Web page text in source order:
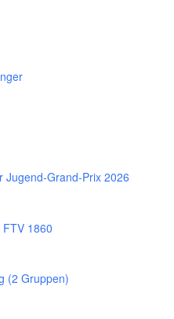
Jugend-Grand-Prix 2026
1860
(2 Gruppen)